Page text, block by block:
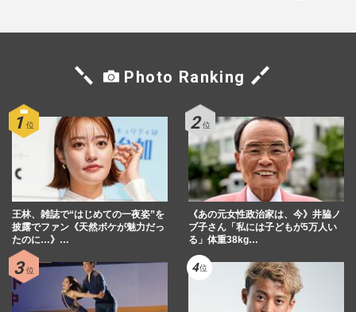
Photo Ranking
王林、雑誌で“はじめての一夜姿”を
披露でファン《天然ボケが魅力だっ
たのに…》…
《あの元女性政治家は、今》井脇ノ
ブ子さん「私には子どもが5万人い
る」体重38kg…